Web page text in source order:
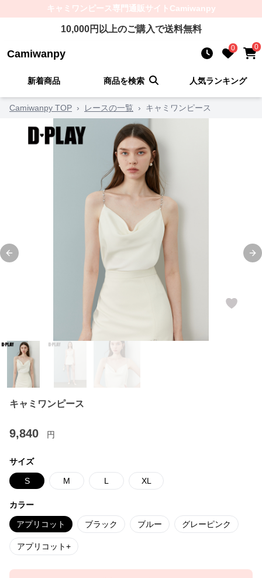
キャミワンピース専門通販サイト Camiwanpy
10,000円以上のご購入で送料無料
Camiwanpy 0 0
新着商品 商品を検索 人気ランキング
Camiwanpy TOP › レースの一覧 › キャミワンピース
Previous slide
キャミワンピース
9,840 円
サイズ
S M L XL
カラー
アプリコット ブラック ブルー グレーピンク
アプリコット+